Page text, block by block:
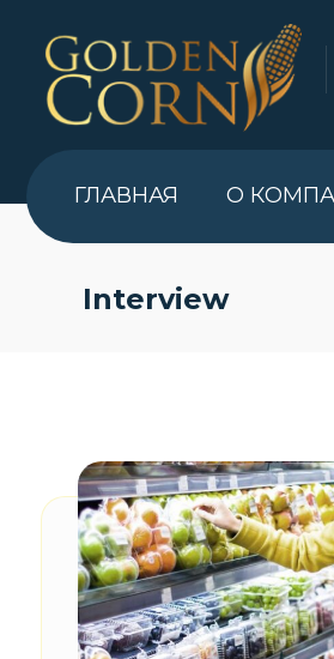
ГЛАВНАЯ О
Interview